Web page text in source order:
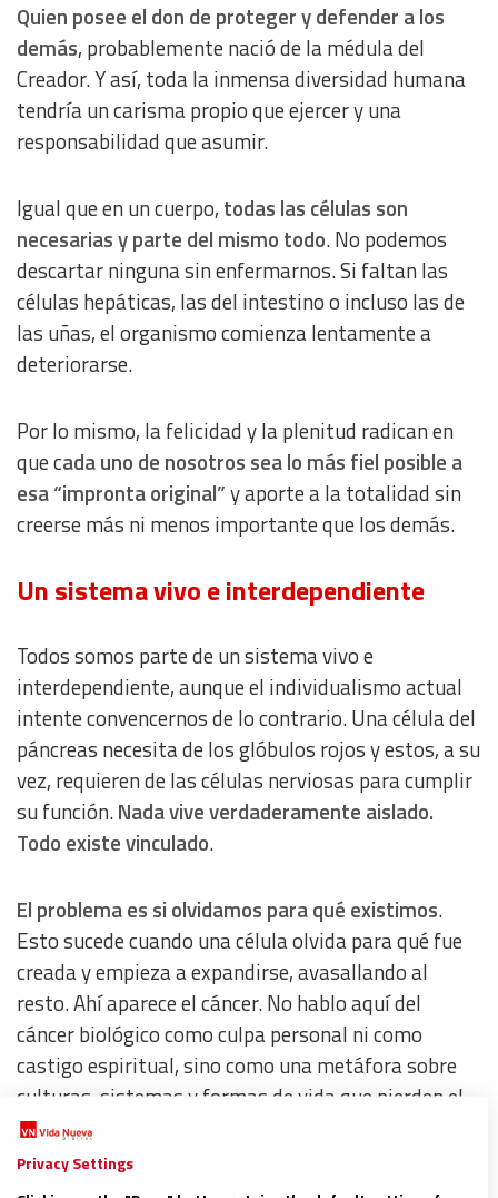
Quien posee el don de proteger y defender a los
demás, probablemente nació de la médula del
Creador. Y así, toda la inmensa diversidad humana
tendría un carisma propio que ejercer y una
responsabilidad que asumir.
Igual que en un cuerpo, todas las células son
necesarias y parte del mismo todo. No podemos
descartar ninguna sin enfermarnos. Si faltan las
células hepáticas, las del intestino o incluso las de
las uñas, el organismo comienza lentamente a
deteriorarse.
Por lo mismo, la felicidad y la plenitud radican en
que cada uno de nosotros sea lo más fiel posible a
esa “impronta original”y aporte a la totalidad sin
creerse más ni menos importante que los demás.
Un sistema vivo e interdependiente
Todos somos parte de un sistema vivo e
interdependiente, aunque el individualismo actual
intente convencernos de lo contrario. Una célula del
páncreas necesita de los glóbulos rojos y estos, a su
vez, requieren de las células nerviosas para cumplir
su función.Nada vive verdaderamente aislado.
Todo existe vinculado.
El problema es si olvidamos para qué existimos.
Esto sucede cuando una célula olvida para qué fue
creada y empieza a expandirse, avasallando al
resto. Ahí aparece el cáncer. No hablo aquí del
cáncer biológico como culpa personal ni como
castigo espiritual, sino como una metáfora sobre
culturas, sistemas y formas de vida que pierden el
sentido del cuidado mutuo y de los límites
necesarios para convivir.
Privacy Settings